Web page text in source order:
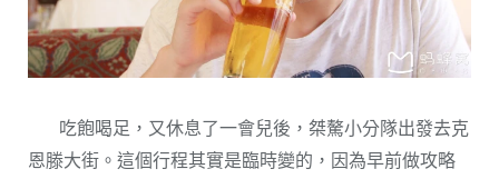
吃飽喝足，又休息了一會兒後，桀驁小分隊出發去克
恩滕大街。這個行程其實是臨時變的，因為早前做攻略